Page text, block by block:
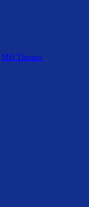
MH Themes